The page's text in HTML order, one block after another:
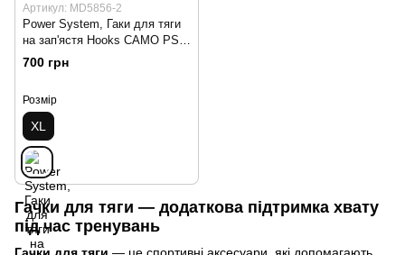
Артикул: MD5856-2
Power System, Гаки для тяги
на зап'ястя Hooks CAMO PS-
3370 Black-Red
700 грн
Розмір
XL
Гачки для тяги — додаткова підтримка хвату
під час тренувань